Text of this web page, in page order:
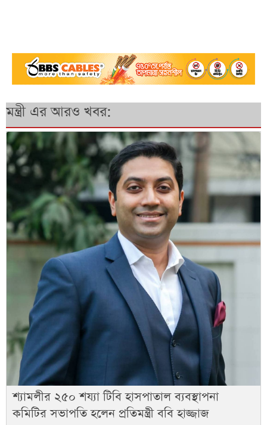
মন্ত্রী এর আরও খবর:
শ্যামলীর ২৫০ শয্যা টিবি হাসপাতাল ব্যবস্থাপনা
কমিটির সভাপতি হলেন প্রতিমন্ত্রী ববি হাজ্জাজ